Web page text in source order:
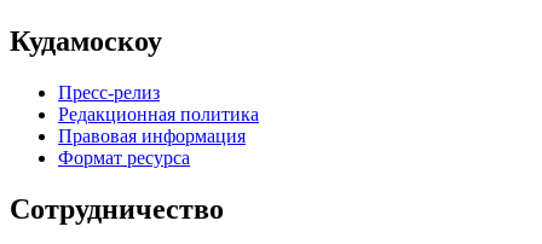
Кудамоскоу
Пресс-релиз
Редакционная политика
Правовая информация
Формат ресурса
Сотрудничество